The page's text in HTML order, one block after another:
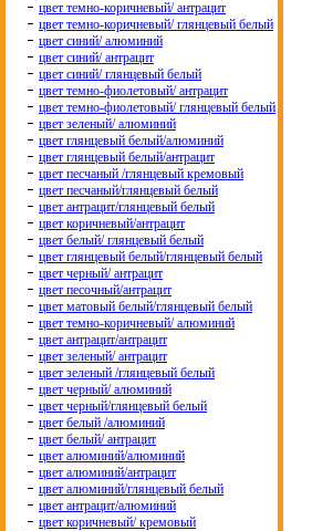
цвет темно-коричневый/ антрацит
цвет темно-коричневый/ глянцевый белый
цвет синий/ алюминий
цвет синий/ антрацит
цвет синий/ глянцевый белый
цвет темно-фиолетовый/ антрацит
цвет темно-фиолетовый/ глянцевый белый
цвет зеленый/ алюминий
цвет глянцевый белый/алюминий
цвет глянцевый белый/антрацит
цвет песчаный /глянцевый кремовый
цвет песчаный/глянцевый белый
цвет антрацит/глянцевый белый
цвет коричневый/антрацит
цвет белый/ глянцевый белый
цвет глянцевый белый/глянцевый белый
цвет черный/ антрацит
цвет песочный/антрацит
цвет матовый белый/глянцевый белый
цвет темно-коричневый/ алюминий
цвет антрацит/антрацит
цвет зеленый/ антрацит
цвет зеленый /глянцевый белый
цвет черный/ алюминий
цвет черный/глянцевый белый
цвет белый /алюминий
цвет белый/ антрацит
цвет алюминий/алюминий
цвет алюминий/антрацит
цвет алюминий/глянцевый белый
цвет антрацит/алюминий
цвет коричневый/ кремовый